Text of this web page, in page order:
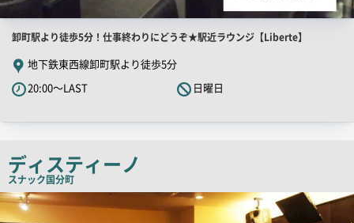
店
舗
PR
キ
コ
ピ
ー
卸町駅より徒歩5分！仕事終わりにどうぞ★駅近ラウンジ【Liberte】
地下鉄東西線卸町駅より徒歩5分
20:00～LAST
日曜日
ディスティーノ
スナック国分町
店
舗
PR